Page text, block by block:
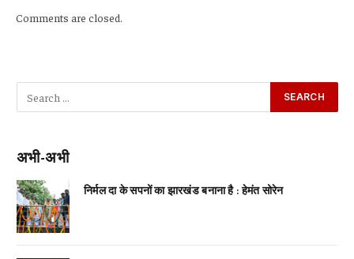
Comments are closed.
अभी-अभी
निर्मल दा के सपनों का झारखंड बनाना है : हेमंत सोरेन